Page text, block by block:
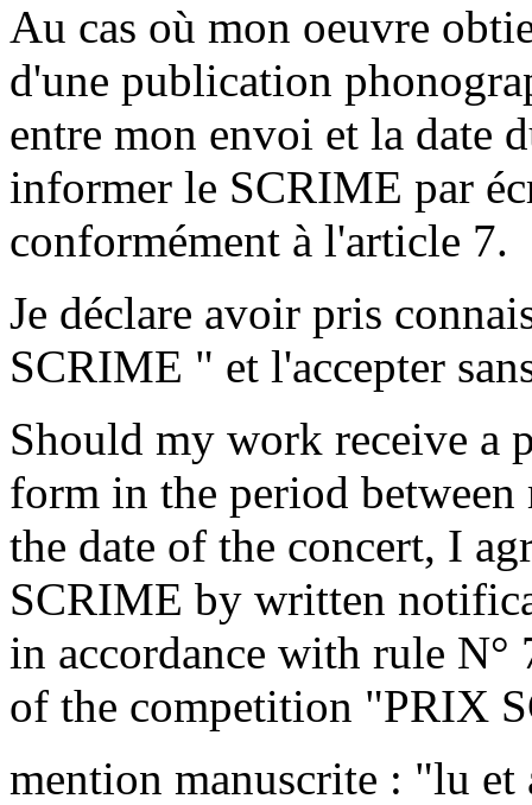
Au cas où mon oeuvre
d'une publication
entre mon envoi et la date
informer le SCRIME par
conformément à l'article 7.
Je déclare avoir pris
SCRIME " et l'accepter
Should my work receive a
form in the period
the date of the concert, I
SCRIME by written
in accordance with rule N°
of the competition "PRIX
mention manuscrite : "lu et